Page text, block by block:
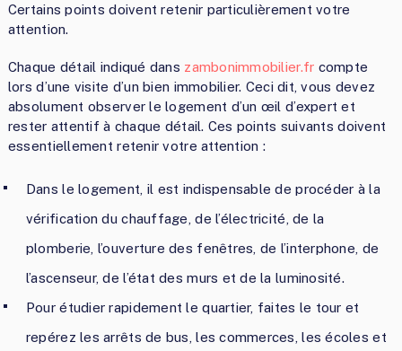
Certains points doivent retenir particulièrement votre
attention.
Chaque détail indiqué dans zambonimmobilier.fr compte
lors d’une visite d’un bien immobilier. Ceci dit, vous devez
absolument observer le logement d’un œil d’expert et
rester attentif à chaque détail. Ces points suivants doivent
essentiellement retenir votre attention :
Dans le logement, il est indispensable de procéder à la
vérification du chauffage, de l’électricité, de la
plomberie, l’ouverture des fenêtres, de l’interphone, de
l’ascenseur, de l’état des murs et de la luminosité.
Pour étudier rapidement le quartier, faites le tour et
repérez les arrêts de bus, les commerces, les écoles et